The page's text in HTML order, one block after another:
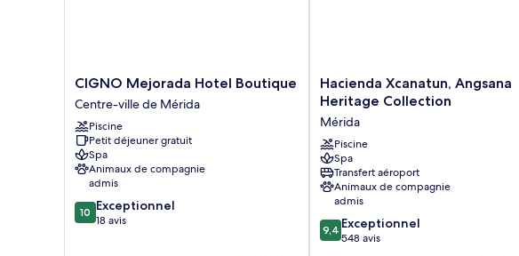
CIGNO
Mejorada
Hotel
Boutique
Centre-
ville
de
CIGNO Mejorada Hotel Boutique
Centre-ville de Mérida
Piscine
Petit déjeuner gratuit
Spa
Animaux de compagnie
admis
10.0
sur
10 Exceptionnel
18 avis
Hacienda
Xcanatun,
Angsana
Heritage
Collection
Mérida
Hacienda Xcanatun, Angsana
Heritage Collection
Mérida
Piscine
Spa
Transfert aéroport
Animaux de compagnie
admis
9.4
sur
9,4 Exceptionnel
548 avis